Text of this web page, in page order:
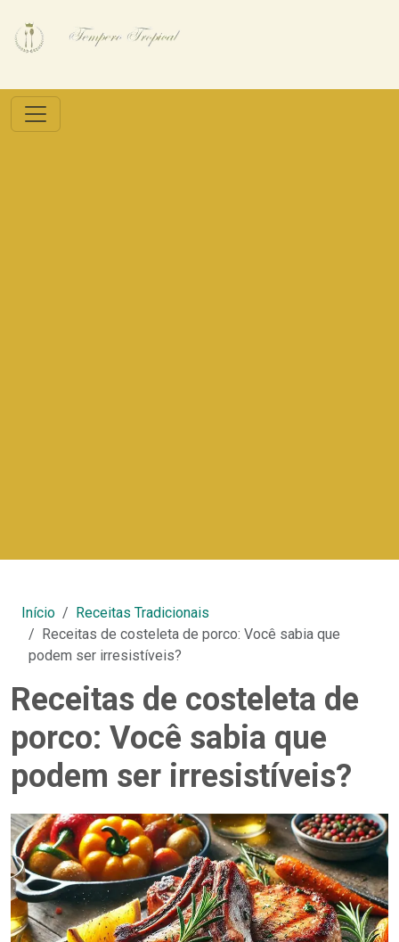
Início
Receitas Tradicionais
Receitas de costeleta de porco: Você sabia que
podem ser irresistíveis?
Receitas de costeleta de
porco: Você sabia que
podem ser irresistíveis?